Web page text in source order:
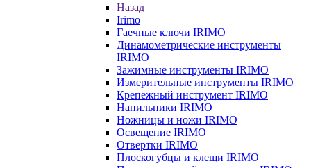
Назад
Irimo
Гаечные ключи IRIMO
Динамометрические инструменты
IRIMO
Зажимные инструменты IRIMO
Измерительные инструменты IRIMO
Крепежный инструмент IRIMO
Напильники IRIMO
Ножницы и ножи IRIMO
Освещение IRIMO
Отвертки IRIMO
Плоскогубцы и клещи IRIMO